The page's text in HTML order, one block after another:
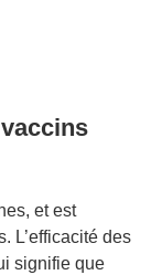
et est
L’efficacité des
signifie que